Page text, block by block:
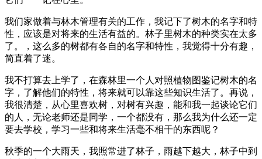
我们家做着与林木管理有关的工作，我记下了树木的名字和特
性，应该是对将来的生活有益的。林子里树木的种类实在太多
了。，这么多的树都有各自的名字和特性，我觉得十分有趣，
简直着了迷。
我不打算去上学了，在森林里一个人对照植物图鉴记树木的名
字，了解他们的特性，将来就可以靠这些知识生活了。再说，
我很清楚，从心里喜欢树，对树有兴趣，能和我一起谈论它们
的人，无论老师还是同学，一个都没有，那么我为什么还一定
要去学校，学习一些和将来生活毫不相干的东西呢？
秋季的一个大雨天，我照常进了林子，雨越下越大，林子中到